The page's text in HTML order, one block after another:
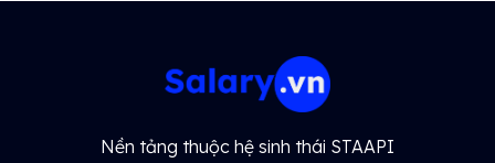
Nền tảng thuộc hệ sinh thái STAAPI